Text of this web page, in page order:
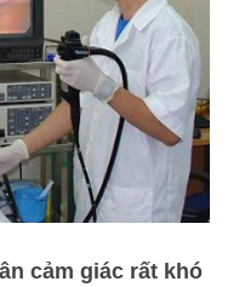
cảm giác rất khó